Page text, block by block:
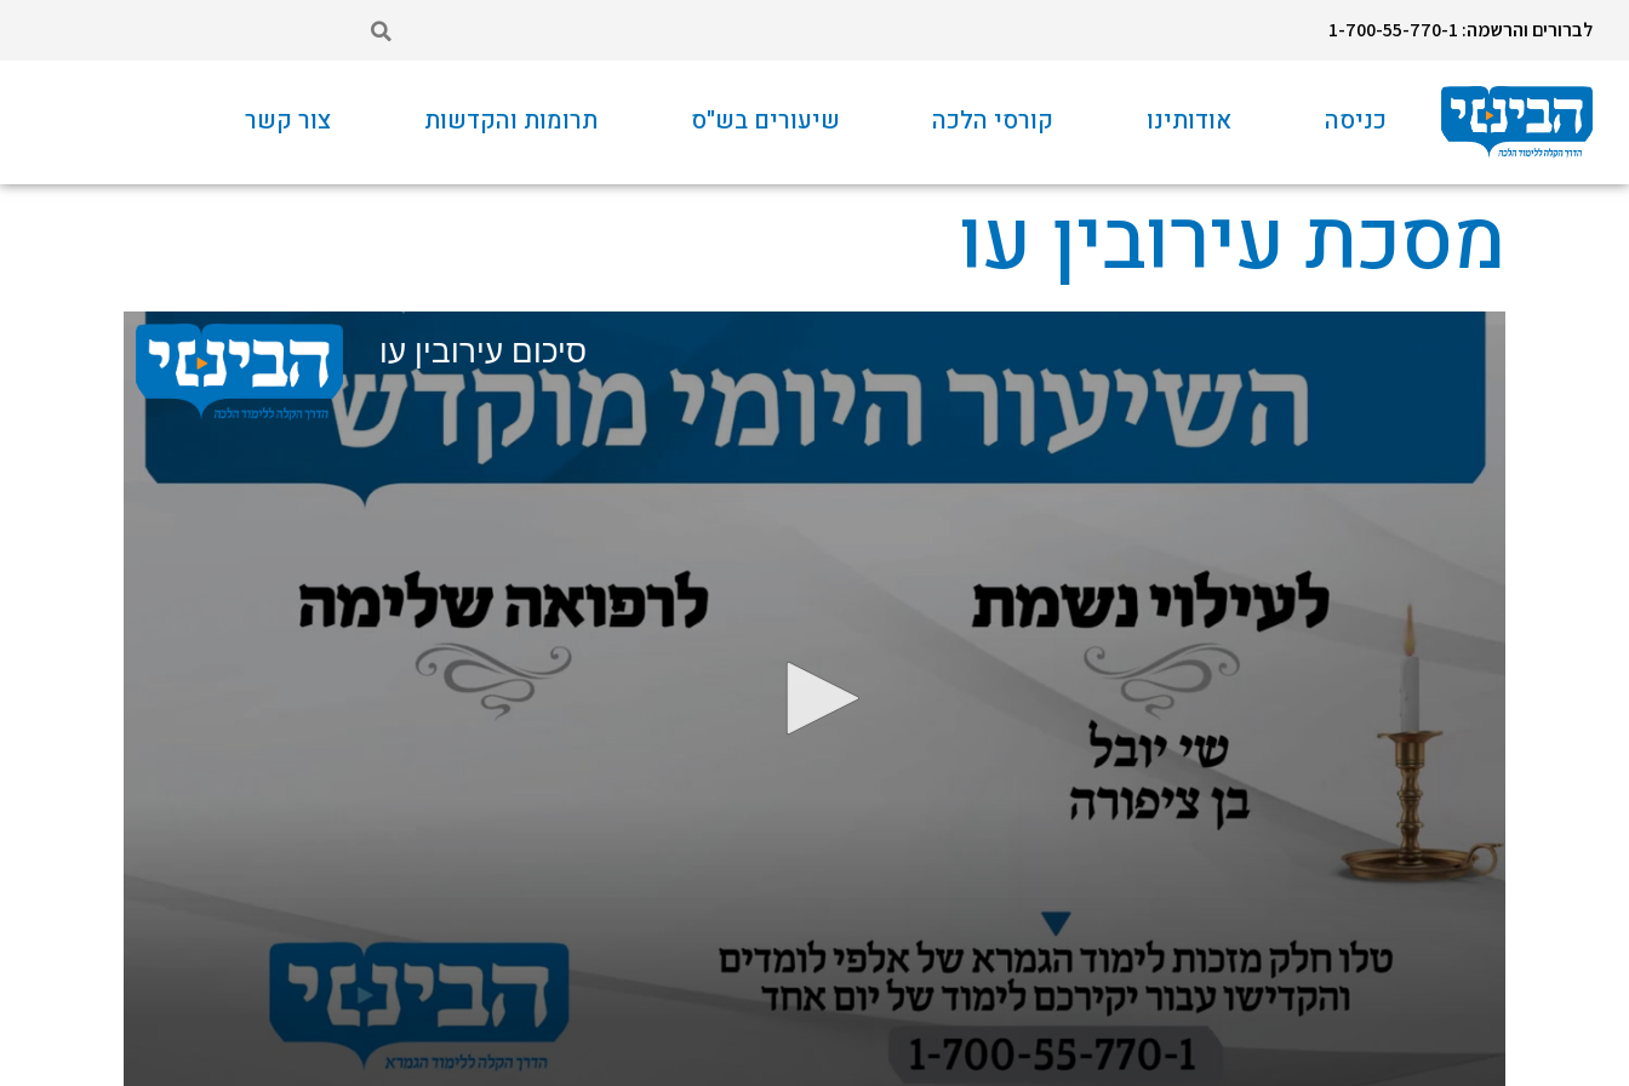
לברורים והרשמה: 1-700-55-770-1
כניסה אודותינו קורסי הלכה שיעורים בש"ס תרומות והקדשות צור קשר
מסכת עירובין עו
סיכום עירובין עו